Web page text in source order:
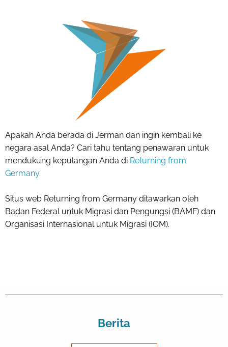
Apakah Anda berada di Jerman dan ingin kembali ke
negara asal Anda? Cari tahu tentang penawaran untuk
mendukung kepulangan Anda di Returning from
Germany.
Situs web Returning from Germany ditawarkan oleh
Badan Federal untuk Migrasi dan Pengungsi (BAMF) dan
Organisasi Internasional untuk Migrasi (IOM).
Berita